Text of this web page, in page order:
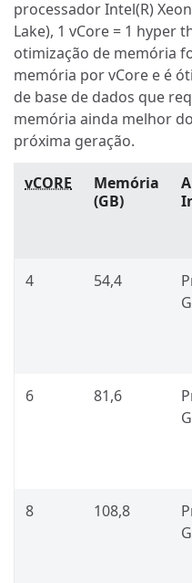
processador Intel(R)
Lake), 1 vCore = 1 hyper
otimização de memória
memória por vCore e é
de base de dados que
memória ainda melhor
próxima geração.
vCORE
Memória
(GB)
4 54,4
6 81,6
8 108,8